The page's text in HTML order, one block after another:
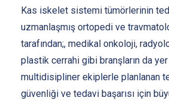
Kas iskelet sistemi tümörlerinin
uzmanlaşmış ortopedi ve
tarafından;, medikal onkoloji,
plastik cerrahi gibi branşların da yer
multidisipliner ekiplerle planlanan
güvenliği ve tedavi başarısı için